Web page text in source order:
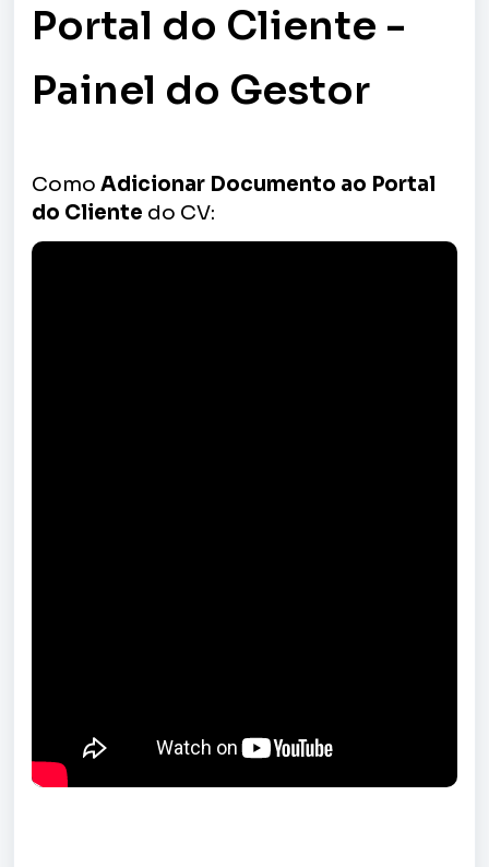
Portal do Cliente -
Painel do Gestor
Como Adicionar Documento ao Portal
do Cliente do CV: